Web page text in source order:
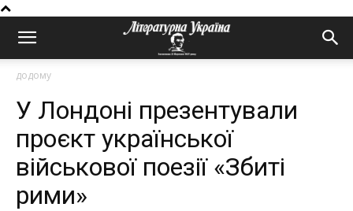
додому
У Лондоні презентували
проєкт української
військової поезії «Збиті
рими»